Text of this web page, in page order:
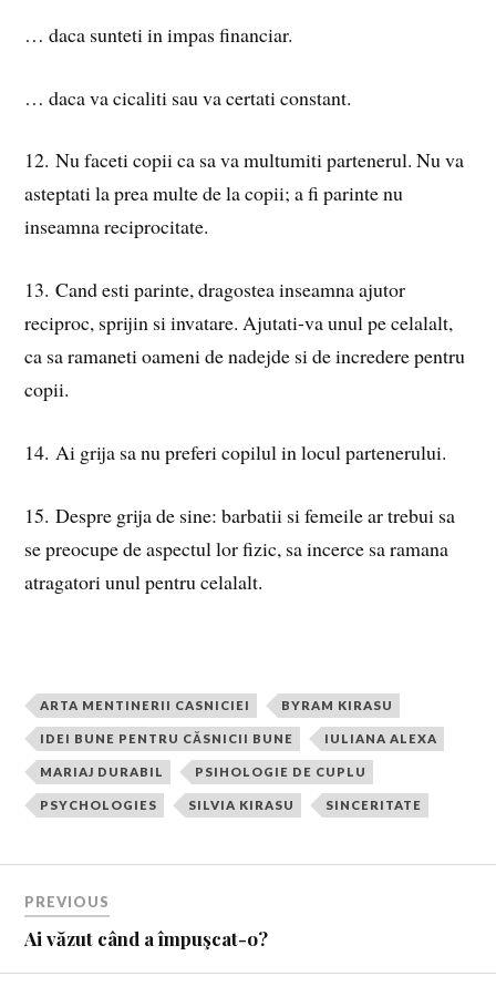
… daca sunteti in impas financiar.
… daca va cicaliti sau va certati constant.
12. Nu faceti copii ca sa va multumiti partenerul. Nu va
asteptati la prea multe de la copii; a fi parinte nu
inseamna reciprocitate.
13. Cand esti parinte, dragostea inseamna ajutor
reciproc, sprijin si invatare. Ajutati-va unul pe celalalt,
ca sa ramaneti oameni de nadejde si de incredere pentru
copii.
14. Ai grija sa nu preferi copilul in locul partenerului.
15. Despre grija de sine: barbatii si femeile ar trebui sa
se preocupe de aspectul lor fizic, sa incerce sa ramana
atragatori unul pentru celalalt.
ARTA MENTINERII CASNICIEI BYRAM KIRASU
IDEI BUNE PENTRU CĂSNICII BUNE IULIANA ALEXA
MARIAJ DURABIL PSIHOLOGIE DE CUPLU
PSYCHOLOGIES SILVIA KIRASU SINCERITATE
PREVIOUS
Ai văzut când a împuşcat-o?